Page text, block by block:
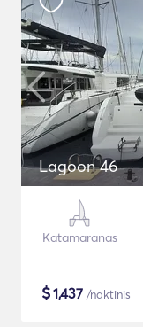
Lagoon 46
Katamaranas
$1,437 /naktinis